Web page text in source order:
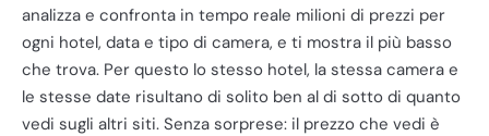
analizza e confronta in tempo reale milioni di prezzi per
ogni hotel, data e tipo di camera, e ti mostra il più basso
che trova. Per questo lo stesso hotel, la stessa camera e
le stesse date risultano di solito ben al di sotto di quanto
vedi sugli altri siti. Senza sorprese: il prezzo che vedi è